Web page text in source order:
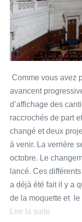
Comme vous avez
avancent
d’affichage des
raccrochés de part
changé et deux
à venir. La verrière
octobre. Le
lancé. Ces
a déjà été fait il y a
de la moquette et
Lire la suite